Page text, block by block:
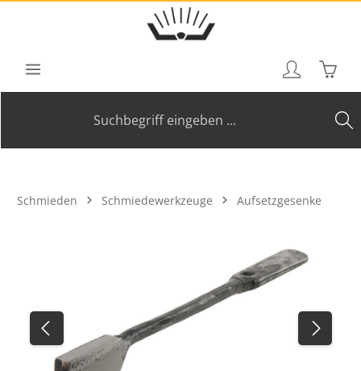
Zum Hauptinhalt springen
Schmieden Schmiedewerkzeuge Aufsetzgesenke